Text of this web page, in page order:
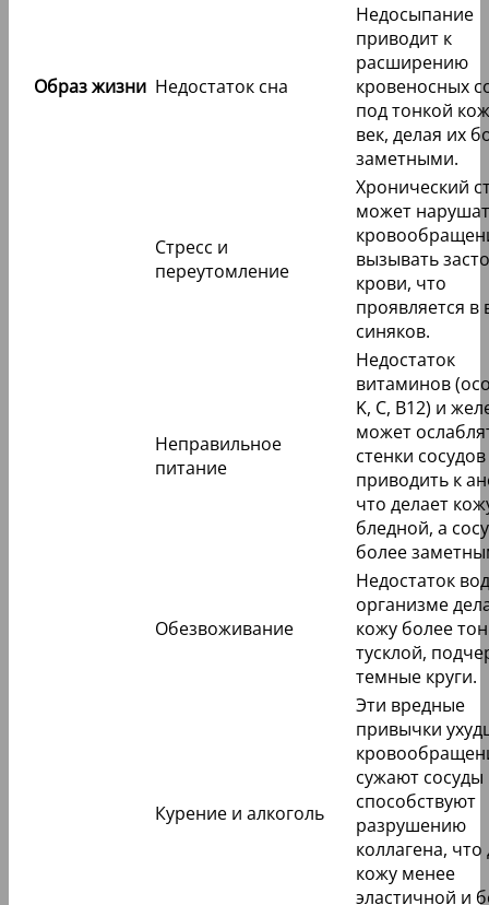
Образ жизни Недостаток сна
Недосыпание
приводит к
расширению
кровеносных
под тонкой
век, делая их
заметными.
Стресс и
переутомление
Хронический
может
вызывать
крови, что
проявляется в
синяков.
Неправильное
питание
Недостаток
витаминов
K, C, B12) и
может
стенки
приводить к
что делает
бледной, а
более
Обезвоживание
Недостаток
организме
кожу более
тусклой,
темные круги.
Курение и алкоголь
Эти вредные
привычки
сужают сосуды
способствуют
разрушению
коллагена, что
кожу менее
эластичной и